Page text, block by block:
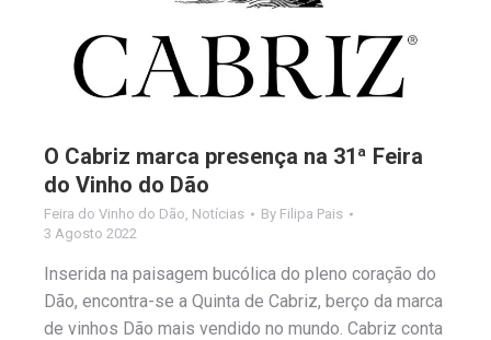
O Cabriz marca presença na 31ª Feira
do Vinho do Dão
Feira do Vinho do Dão Notícias By Filipa Pais
3 Agosto 2022
Inserida na paisagem bucólica do pleno coração do
Dão, encontra-se a Quinta de Cabriz, berço da marca
de vinhos Dão mais vendido no mundo. Cabriz conta